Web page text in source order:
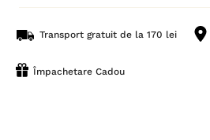
Transport gratuit de la 170 lei
Împachetare Cadou